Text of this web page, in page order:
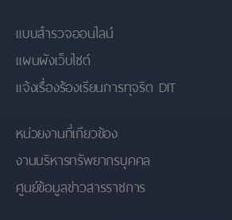
แบบสำรวจออนไลน์
แผนผังเว็บไซต์
แจ้งเรื่องร้องเรียนการทุจริต DIT
หน่วยงานที่เกียวข้อง
งานบริหารทรัพยากรบุคคล
ศูนย์ข้อมูลข่าวสารราชการ